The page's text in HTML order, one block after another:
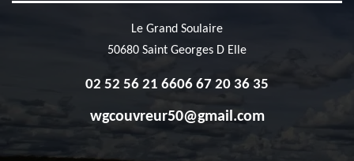
Le Grand Soulaire
50680 Saint Georges D Elle
02 52 56 21 6606 67 20 36 35
wgcouvreur50@gmail.com